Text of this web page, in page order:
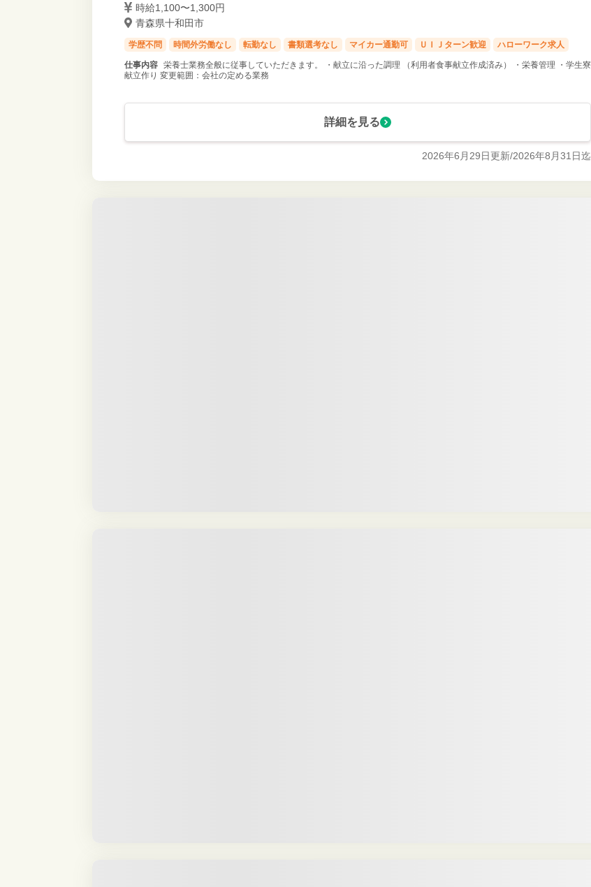
時給1,100〜1,300円
青森県十和田市
学歴不問 時間外労働なし 転勤なし 書類選考なし マイカー通勤可 ＵＩＪターン歓迎 ハローワーク求人
仕事内容
栄養士業務全般に従事していただきます。 ・献立に沿った調理 （利用者食事献立作成済み） ・栄養管理 ・学生寮
献立作り 変更範囲：会社の定める業務
詳細を見る
2026年6月29日更新/2026年8月31日迄